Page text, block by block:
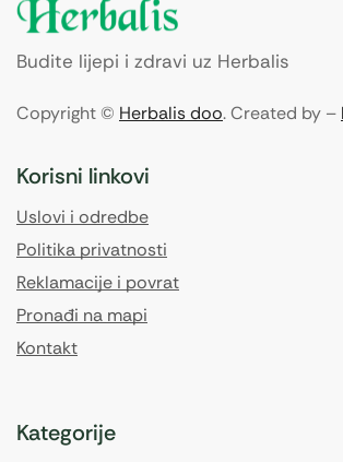
Budite lijepi i zdravi uz Herbalis
Copyright © Herbalis doo. Created by –
Korisni linkovi
Uslovi i odredbe
Politika privatnosti
Reklamacije i povrat
Pronađi na mapi
Kontakt
Kategorije